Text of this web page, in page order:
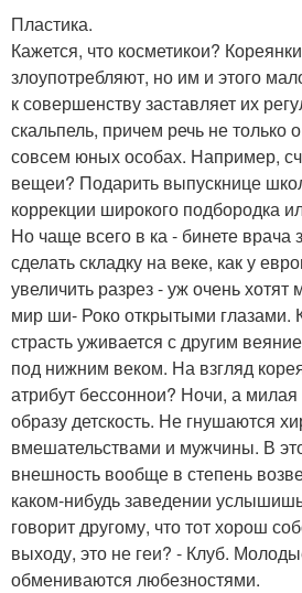
Пластика.
Кажется, что косметикои?
злоупотребляют, но им и этого
к совершенству заставляет их
скальпель, причем речь не только
совсем юных особах. Например,
вещеи? Подарить выпускнице
коррекции широкого подбородка
Но чаще всего в ка - бинете врача
сделать складку на веке, как у
увеличить разрез - уж очень хотят
мир ши- Роко открытыми глазами.
страсть уживается с другим
под нижним веком. На взгляд
атрибут бессоннои? Ночи, а
образу детскость. Не гнушаются
вмешательствами и мужчины. В
внешность вообще в степень
каком-нибудь заведении
говорит другому, что тот хорош
выходу, это не геи? - Клуб.
обмениваются любезностями.